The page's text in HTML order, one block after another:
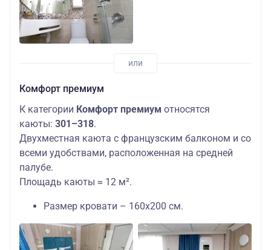
Комфорт премиум
К категории Комфорт премиум относятся
каюты: 301–318.
Двухместная каюта с французским балконом и со
всеми удобствами, расположенная на средней
палубе.
Площадь каюты ≈ 12 м².
Размер кровати – 160х200 см.